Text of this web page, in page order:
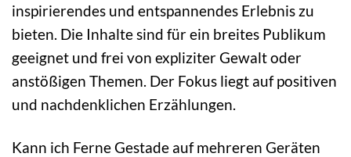
inspirierendes und entspannendes Erlebnis zu
bieten. Die Inhalte sind für ein breites Publikum
geeignet und frei von expliziter Gewalt oder
anstößigen Themen. Der Fokus liegt auf positiven
und nachdenklichen Erzählungen.
Kann ich Ferne Gestade auf mehreren Geräten